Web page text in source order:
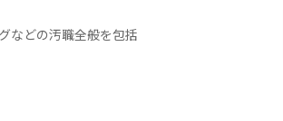
などの汚職全般を包括